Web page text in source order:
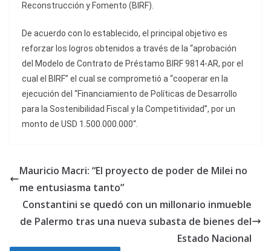
Reconstrucción y Fomento (BIRF).
De acuerdo con lo establecido, el principal objetivo es
reforzar los logros obtenidos a través de la “aprobación
del Modelo de Contrato de Préstamo BIRF 9814-AR, por el
cual el BIRF” el cual se comprometió a “cooperar en la
ejecución del “Financiamiento de Políticas de Desarrollo
para la Sostenibilidad Fiscal y la Competitividad”, por un
monto de USD 1.500.000.000“.
Mauricio Macri: “El proyecto de poder de Milei no
me entusiasma tanto”
Constantini se quedó con un millonario inmueble
de Palermo tras una nueva subasta de bienes del
Estado Nacional